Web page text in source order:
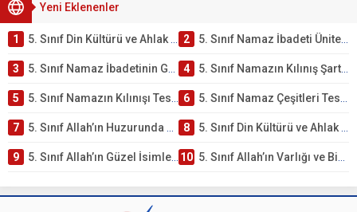
Yeni Eklenenler
1 5. Sınıf Din Kültürü ve Ahlak Bilgisi 2. Ünite: Namaz İbadeti Çalışmaları 2 5. Sınıf Namaz İbadeti Ünite Testi – Online Çöz
3 5. Sınıf Namaz İbadetinin Getirdiği Faydalar Testi 4 5. Sınıf Namazın Kılınış Şartları Testi
5 5. Sınıf Namazın Kılınışı Testi – Online Çöz 6 5. Sınıf Namaz Çeşitleri Testi – Online Çöz
7 5. Sınıf Allah’ın Huzurunda Olmak – Namaz İbadeti Testi 8 5. Sınıf Din Kültürü ve Ahlak Bilgisi 1. Ünite: Allah İnancı Çalışmaları
9 5. Sınıf Allah’ın Güzel İsimleri Testi – Online Çöz 10 5. Sınıf Allah’ın Varlığı ve Birliği Testi – Online Çöz